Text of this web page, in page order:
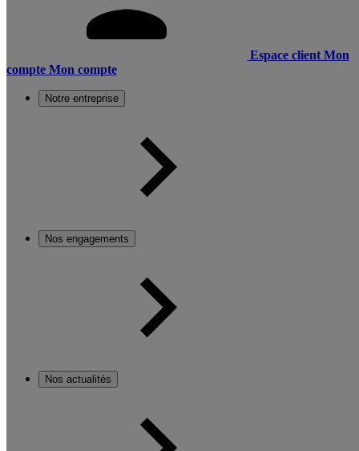
Espace client Mon
compte Mon compte
Notre entreprise
Nos engagements
Nos actualités